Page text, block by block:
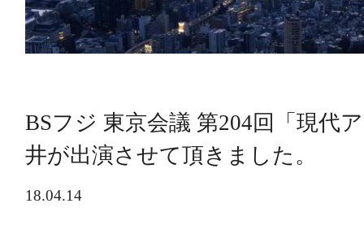
BSフジ 東京会議 第204回「現代
井が出演させて頂きました。
18.04.14